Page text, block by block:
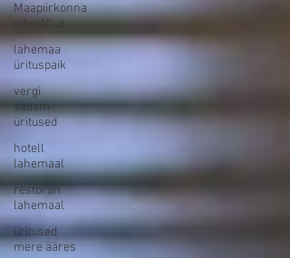
Maapiirkonna
ettevõtlus
lahemaa
ürituspaik
vergi
sadam
üritused
hotell
lahemaal
restoran
lahemaal
üritused
mere ääres